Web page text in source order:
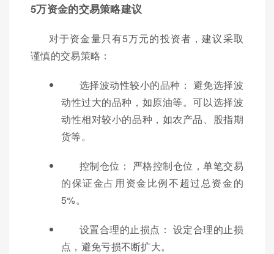
5万资金的交易策略建议
对于资金量只有5万元的投资者，建议采取
谨慎的交易策略：
选择波动性较小的品种： 避免选择波
动性过大的品种，如原油等。可以选择波
动性相对较小的品种，如农产品、股指期
货等。
控制仓位： 严格控制仓位，单笔交易
的保证金占用资金比例不超过总资金的
5%。
设置合理的止损点： 设定合理的止损
点，避免亏损不断扩大。